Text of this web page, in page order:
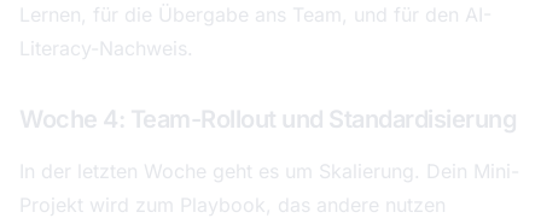
Lernen, für die Übergabe ans Team, und für den AI-
Literacy-Nachweis.
Woche 4: Team-Rollout und Standardisierung
In der letzten Woche geht es um Skalierung. Dein Mini-
Projekt wird zum Playbook, das andere nutzen